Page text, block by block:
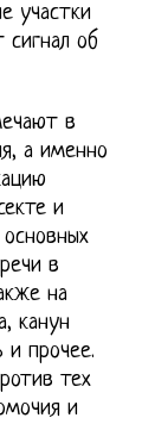
участки
об
в
а именно
и
в
на
канун
и прочее.
тех
и